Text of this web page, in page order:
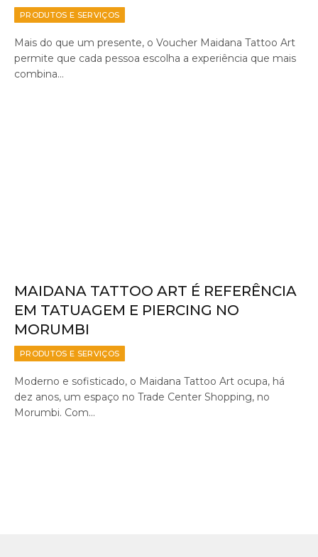
PRODUTOS E SERVIÇOS
Mais do que um presente, o Voucher Maidana Tattoo Art
permite que cada pessoa escolha a experiência que mais
combina…
MAIDANA TATTOO ART É REFERÊNCIA
EM TATUAGEM E PIERCING NO
MORUMBI
PRODUTOS E SERVIÇOS
Moderno e sofisticado, o Maidana Tattoo Art ocupa, há
dez anos, um espaço no Trade Center Shopping, no
Morumbi. Com…